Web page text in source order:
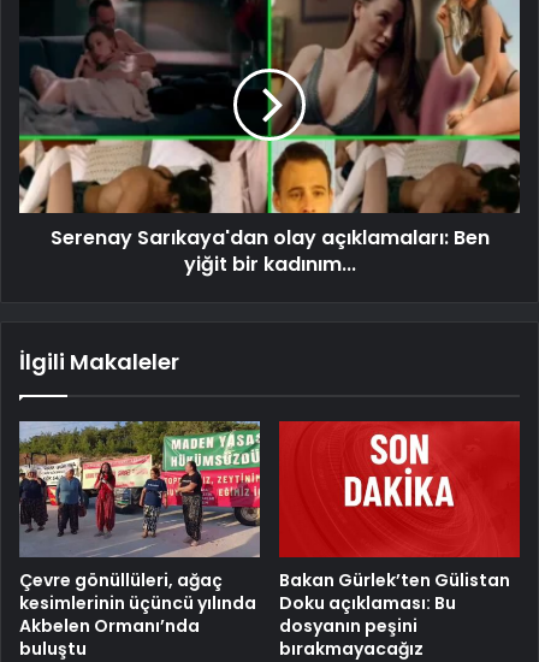
Serenay Sarıkaya'dan olay açıklamaları: Ben
yiğit bir kadınım...
İlgili Makaleler
Çevre gönüllüleri, ağaç
kesimlerinin üçüncü yılında
Akbelen Ormanı’nda
buluştu
Bakan Gürlek’ten Gülistan
Doku açıklaması: Bu
dosyanın peşini
bırakmayacağız